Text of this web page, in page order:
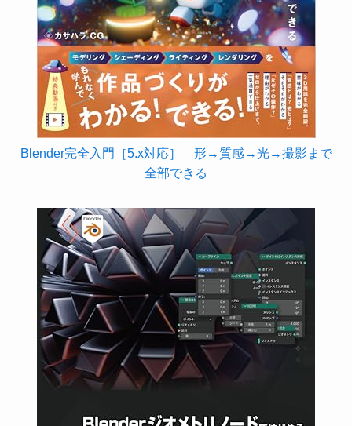
Blender完全入門［5.x対応］ 形→質感→光→撮影まで
全部できる